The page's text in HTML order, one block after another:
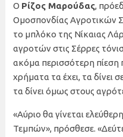
Ο Ρίζος Μαρούδας,
Ομοσπονδίας Αγροτικών
το μπλόκο της Νίκαιας
αγροτών στις Σέρρες
ακόμα περισσότερη
χρήματα τα έχει, τα δίνει
τα δίνει όμως στους
«Αύριο θα γίνεται
Τεμπών», πρόσθεσε.